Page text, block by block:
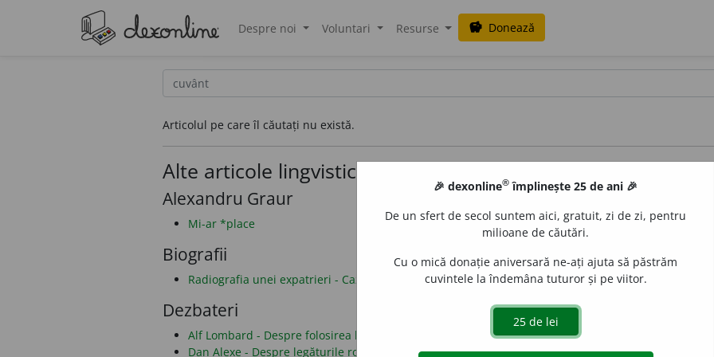
Despre noi Voluntari Resurse savings Donează
Articolul pe care îl căutați nu există.
Alte articole lingvistice
Alexandru Graur
Mi-ar *place
Biografii
Radiografia unei expatrieri - Cazul Lazăr Șăineanu
Dezbateri
Alf Lombard - Despre folosirea literelor î și â
Dan Alexe - Despre legăturile românei cu albaneza
🎉 dexonline® împlinește 25 de ani 🎉
De un sfert de secol suntem aici, gratuit, zi de zi, pentru
milioane de căutări.
Cu o mică donație aniversară ne-ați ajuta să păstrăm
cuvintele la îndemâna tuturor și pe viitor.